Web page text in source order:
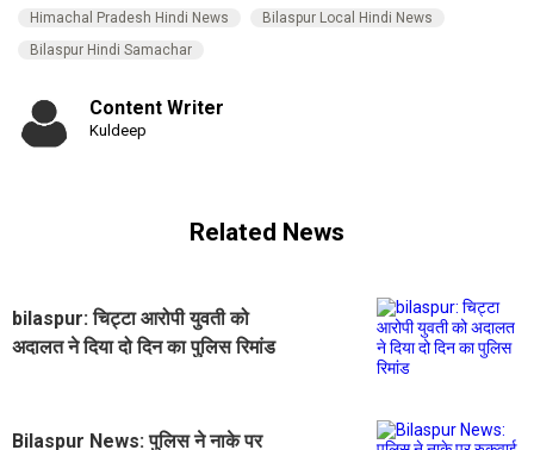
Himachal Pradesh Hindi News
Bilaspur Local Hindi News
Bilaspur Hindi Samachar
Content Writer
Kuldeep
Related News
bilaspur: चिट्टा आरोपी युवती को
अदालत ने दिया दो दिन का पुलिस रिमांड
‌Bilaspur News: पुलिस ने नाके पर